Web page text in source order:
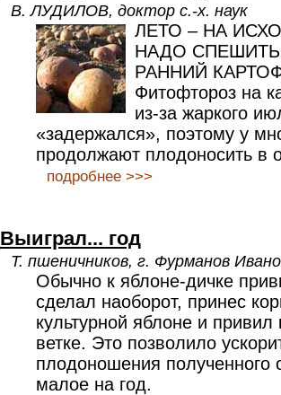
В. ЛУДИЛОВ, доктор с.-х. наук
ЛЕТО – НА
НАДО
РАННИЙ
Фитофтороз на
из-за жаркого
«задержался», поэтому у
продолжают плодоносить в
подробнее >>>
Выиграл... год
Т. пшеничников, г. Фурманов
Обычно к яблоне-дичке
сделал наоборот, принес
культурной яблоне и привил
ветке. Это позволило
плодоношения полученного
малое на год.